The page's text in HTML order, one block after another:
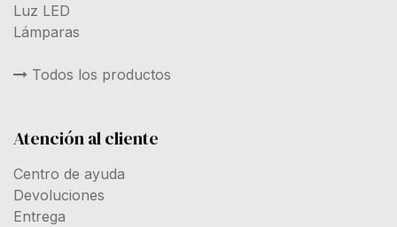
Luz LED
Lámparas
Todos los productos
Atención al cliente
Centro de ayuda
Devoluciones
Entrega